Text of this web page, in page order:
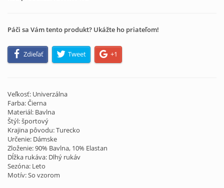
Páči sa Vám tento produkt? Ukážte ho priateľom!
Zdieľať Tweet +1
Veľkosť: Univerzálna
Farba: Čierna
Materiál: Bavlna
Štýl: športový
Krajina pôvodu: Turecko
Určenie: Dámske
Zloženie: 90% Bavlna, 10% Elastan
Dĺžka rukáva: Dlhý rukáv
Sezóna: Leto
Motív: So vzorom